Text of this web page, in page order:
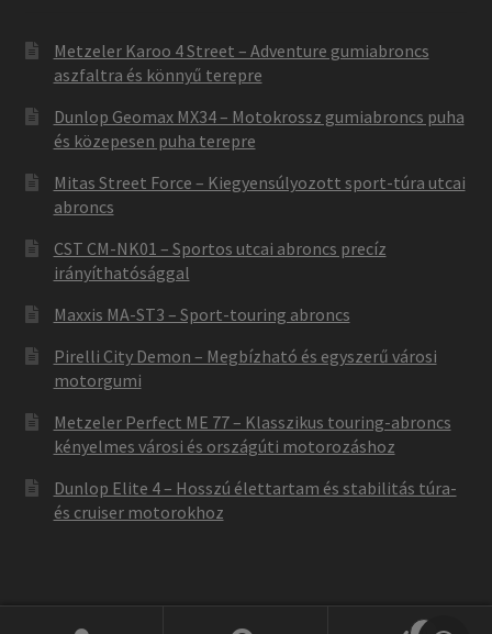
Metzeler Karoo 4 Street – Adventure gumiabroncs
aszfaltra és könnyű terepre
Dunlop Geomax MX34 – Motokrossz gumiabroncs puha
és közepesen puha terepre
Mitas Street Force – Kiegyensúlyozott sport-túra utcai
abroncs
CST CM-NK01 – Sportos utcai abroncs precíz
irányíthatósággal
Maxxis MA-ST3 – Sport-touring abroncs
Pirelli City Demon – Megbízható és egyszerű városi
motorgumi
Metzeler Perfect ME 77 – Klasszikus touring-abroncs
kényelmes városi és országúti motorozáshoz
Dunlop Elite 4 – Hosszú élettartam és stabilitás túra-
és cruiser motorokhoz